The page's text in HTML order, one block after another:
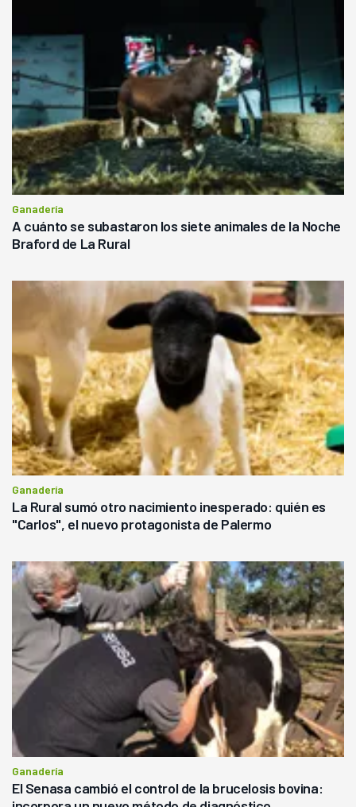
Ganadería
A cuánto se subastaron los siete animales de la Noche
Braford de La Rural
Ganadería
La Rural sumó otro nacimiento inesperado: quién es
"Carlos", el nuevo protagonista de Palermo
Ganadería
El Senasa cambió el control de la brucelosis bovina: